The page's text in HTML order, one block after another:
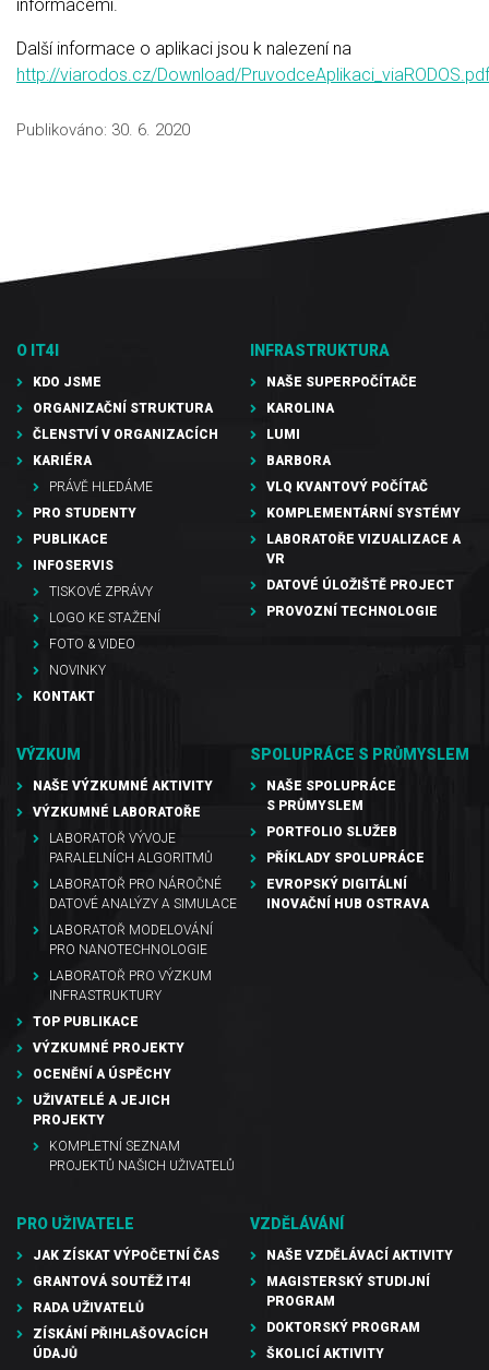
informacemi.
Další informace o aplikaci jsou k nalezení na
http://viarodos.cz/Download/PruvodceAplikaci_viaRODOS.pdf
Publikováno: 30. 6. 2020
O IT4I
KDO JSME
ORGANIZAČNÍ STRUKTURA
ČLENSTVÍ V ORGANIZACÍCH
KARIÉRA
PRÁVĚ HLEDÁME
PRO STUDENTY
PUBLIKACE
INFOSERVIS
TISKOVÉ ZPRÁVY
LOGO KE STAŽENÍ
FOTO & VIDEO
NOVINKY
KONTAKT
INFRASTRUKTURA
NAŠE SUPERPOČÍTAČE
KAROLINA
LUMI
BARBORA
VLQ KVANTOVÝ POČÍTAČ
KOMPLEMENTÁRNÍ SYSTÉMY
LABORATOŘE VIZUALIZACE A
VR
DATOVÉ ÚLOŽIŠTĚ PROJECT
PROVOZNÍ TECHNOLOGIE
VÝZKUM
NAŠE VÝZKUMNÉ AKTIVITY
VÝZKUMNÉ LABORATOŘE
LABORATOŘ VÝVOJE
PARALELNÍCH ALGORITMŮ
LABORATOŘ PRO NÁROČNÉ
DATOVÉ ANALÝZY A SIMULACE
LABORATOŘ MODELOVÁNÍ
PRO NANOTECHNOLOGIE
LABORATOŘ PRO VÝZKUM
INFRASTRUKTURY
TOP PUBLIKACE
VÝZKUMNÉ PROJEKTY
OCENĚNÍ A ÚSPĚCHY
UŽIVATELÉ A JEJICH
PROJEKTY
KOMPLETNÍ SEZNAM
PROJEKTŮ NAŠICH UŽIVATELŮ
SPOLUPRÁCE S PRŮMYSLEM
NAŠE SPOLUPRÁCE
S PRŮMYSLEM
PORTFOLIO SLUŽEB
PŘÍKLADY SPOLUPRÁCE
EVROPSKÝ DIGITÁLNÍ
INOVAČNÍ HUB OSTRAVA
PRO UŽIVATELE
JAK ZÍSKAT VÝPOČETNÍ ČAS
GRANTOVÁ SOUTĚŽ IT4I
RADA UŽIVATELŮ
ZÍSKÁNÍ PŘIHLAŠOVACÍCH
ÚDAJŮ
VZDĚLÁVÁNÍ
NAŠE VZDĚLÁVACÍ AKTIVITY
MAGISTERSKÝ STUDIJNÍ
PROGRAM
DOKTORSKÝ PROGRAM
ŠKOLICÍ AKTIVITY